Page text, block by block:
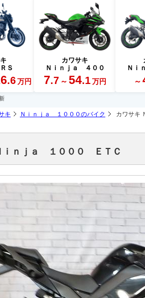
Ｓ
.6 万円
カワサキ
Ｎｉｎｊａ ４００
7.7 ～ 54.1 万円
Ｎｉ
～
キ Ｎｉｎｊａ １０００のバイク カワサキ
ｉｎｊａ １０００ ＥＴＣ